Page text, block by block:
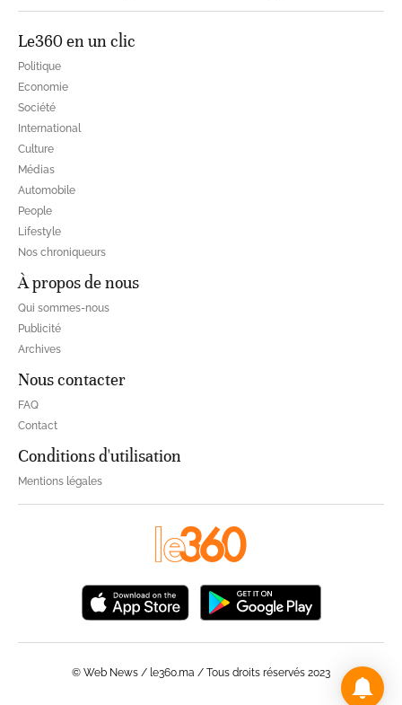
Le360 en un clic
Politique
Economie
Société
International
Culture
Médias
Automobile
People
Lifestyle
Nos chroniqueurs
À propos de nous
Qui sommes-nous
Publicité
Archives
Nous contacter
FAQ
Contact
Conditions d'utilisation
Mentions légales
© Web News / le360.ma / Tous droits réservés 2023